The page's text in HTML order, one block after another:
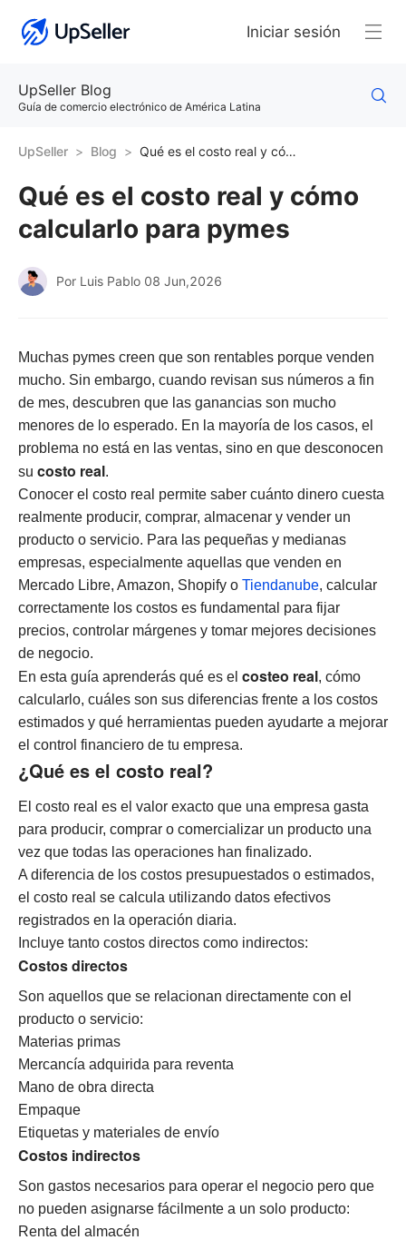
Iniciar sesión
UpSeller Blog
Guía de comercio electrónico de América Latina
UpSeller Blog Qué es el costo real y cómo calcularlo para pymes
Qué es el costo real y cómo
calcularlo para pymes
Por Luis Pablo 08 Jun,2026
Muchas pymes creen que son rentables porque venden
mucho. Sin embargo, cuando revisan sus números a fin
de mes, descubren que las ganancias son mucho
menores de lo esperado. En la mayoría de los casos, el
problema no está en las ventas, sino en que desconocen
su costo real.
Conocer el costo real permite saber cuánto dinero cuesta
realmente producir, comprar, almacenar y vender un
producto o servicio. Para las pequeñas y medianas
empresas, especialmente aquellas que venden en
Mercado Libre, Amazon, Shopify o Tiendanube, calcular
correctamente los costos es fundamental para fijar
precios, controlar márgenes y tomar mejores decisiones
de negocio.
En esta guía aprenderás qué es el costeo real, cómo
calcularlo, cuáles son sus diferencias frente a los costos
estimados y qué herramientas pueden ayudarte a mejorar
el control financiero de tu empresa.
¿Qué es el costo real?
El costo real es el valor exacto que una empresa gasta
para producir, comprar o comercializar un producto una
vez que todas las operaciones han finalizado.
A diferencia de los costos presupuestados o estimados,
el costo real se calcula utilizando datos efectivos
registrados en la operación diaria.
Incluye tanto costos directos como indirectos:
Costos directos
Son aquellos que se relacionan directamente con el
producto o servicio:
Materias primas
Mercancía adquirida para reventa
Mano de obra directa
Empaque
Etiquetas y materiales de envío
Costos indirectos
Son gastos necesarios para operar el negocio pero que
no pueden asignarse fácilmente a un solo producto:
Renta del almacén